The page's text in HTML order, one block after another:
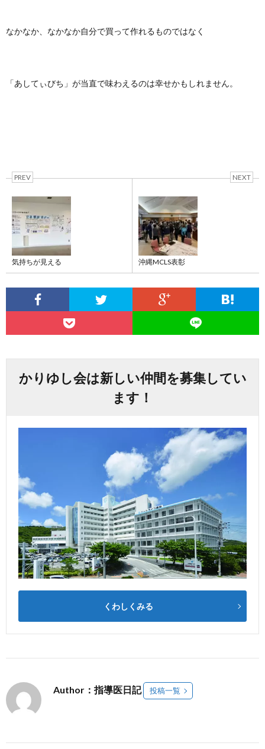
なかなか、なかなか自分で買って作れるものではなく
「あしてぃびち」が当直で味わえるのは幸せかもしれません。
PREV
気持ちが見える
NEXT
沖縄MCLS表彰
かりゆし会は新しい仲間を募集してい
ます！
くわしくみる
Author：指導医日記 投稿一覧